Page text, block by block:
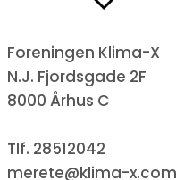
Foreningen Klima-X
N.J. Fjordsgade 2F
8000 Århus C
Tlf. 28512042
merete@klima-x.com